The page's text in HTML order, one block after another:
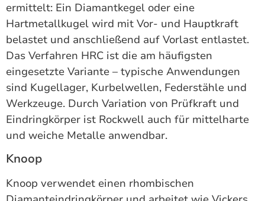
ermittelt: Ein Diamantkegel oder eine
Hartmetallkugel wird mit Vor- und Hauptkraft
belastet und anschließend auf Vorlast entlastet.
Das Verfahren HRC ist die am häufigsten
eingesetzte Variante – typische Anwendungen
sind Kugellager, Kurbelwellen, Federstähle und
Werkzeuge. Durch Variation von Prüfkraft und
Eindringkörper ist Rockwell auch für mittelharte
und weiche Metalle anwendbar.
Knoop
Knoop verwendet einen rhombischen